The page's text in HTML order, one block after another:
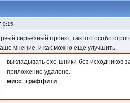
0:15
серьезный проект, так что особо
мнение, и как можно еще улучшить.
выкладывать ехе-шники без исходников
приложение удалено.
мисс_граффити